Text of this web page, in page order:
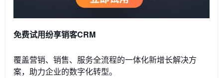
免费试用纷享销客CRM
覆盖营销、销售、服务全流程的一体化新增长解决方
案，助力企业的数字化转型。